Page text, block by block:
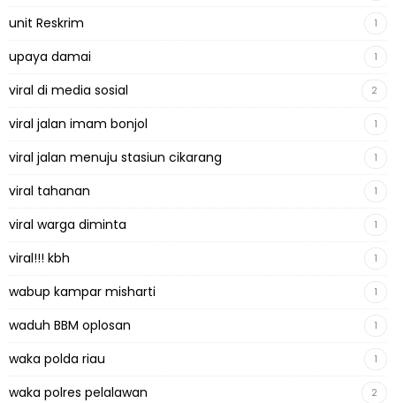
unit Reskrim 1
upaya damai 1
viral di media sosial 2
viral jalan imam bonjol 1
viral jalan menuju stasiun cikarang 1
viral tahanan 1
viral warga diminta 1
viral!!! kbh 1
wabup kampar misharti 1
waduh BBM oplosan 1
waka polda riau 1
waka polres pelalawan 2